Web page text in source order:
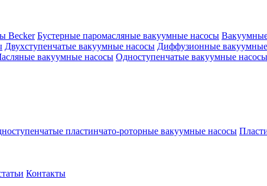
Becker Бустерные паромасляные вакуумные насосы
Двухступенчатые вакуумные насосы Диффузионные
вакуумные насосы Одноступенчатые вакуумные насосы
пластинчато-роторные вакуумные насосы
Контакты